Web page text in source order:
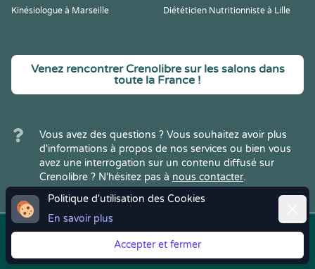
Politique d'utilisation des Cookies
En savoir plus
Accepter et fermer
Kinésiologue à Marseille
Diététicien Nutritionniste à Lille
Venez rencontrer Crenolibre sur les salons dans
toute la France !
Vous avez des questions ? Vous souhaitez avoir plus
d'informations à propos de nos services ou bien vous
avez une interrogation sur un contenu diffusé sur
Crenolibre ? N'hésitez pas à nous contacter.
Copyright © 2022Crenolibre, tous
Mentions
Légales
| CGV | RGPD